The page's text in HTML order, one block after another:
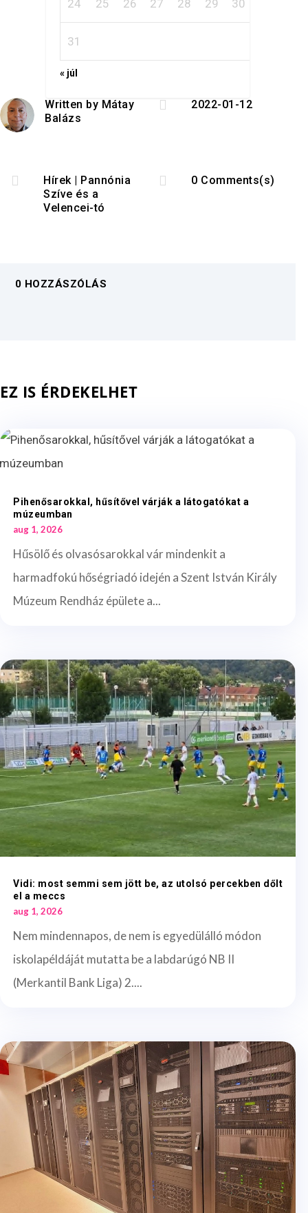
24 25 26 27 28 29 30
31
« júl
Written by Mátay
Balázs
 2022-01-12
 Hírek| Pannónia
Szíve és a
Velencei-tó
 0 Comments(s)
0 HOZZÁSZÓLÁS
EZ IS ÉRDEKELHET
Pihenősarokkal, hűsítővel várják a látogatókat a
múzeumban
aug 1, 2026
Hűsölő és olvasósarokkal vár mindenkit a
harmadfokú hőségriadó idején a Szent István Király
Múzeum Rendház épülete a...
Vidi: most semmi sem jött be, az utolsó percekben dőlt
el a meccs
aug 1, 2026
Nem mindennapos, de nem is egyedülálló módon
iskolapéldáját mutatta be a labdarúgó NB II
(Merkantil Bank Liga) 2....